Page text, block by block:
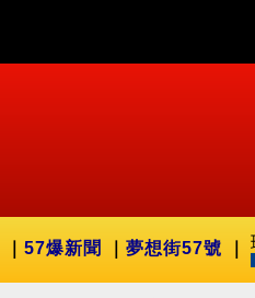
57爆新聞 夢想街57號